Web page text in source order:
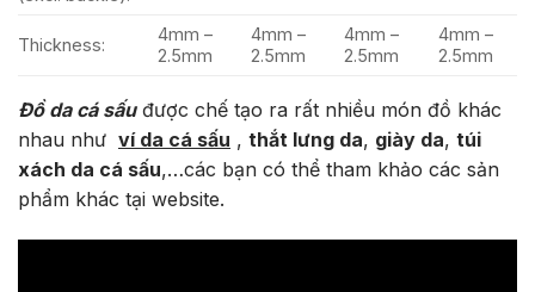
Thickness:
4mm –
2.5mm
4mm –
2.5mm
4mm –
2.5mm
4mm –
2.5mm
Đồ da cá sấuđược chế tạo ra rất nhiều món đồ khác
nhau như ví da cá sấu , thắt lưng da, giày da, túi
xách da cá sấu,…các bạn có thể tham khảo các sản
phẩm khác tại website.